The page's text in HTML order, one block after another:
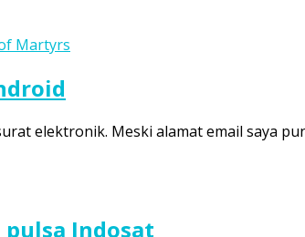
Martyrs
elektronik. Meski alamat email saya
Indosat